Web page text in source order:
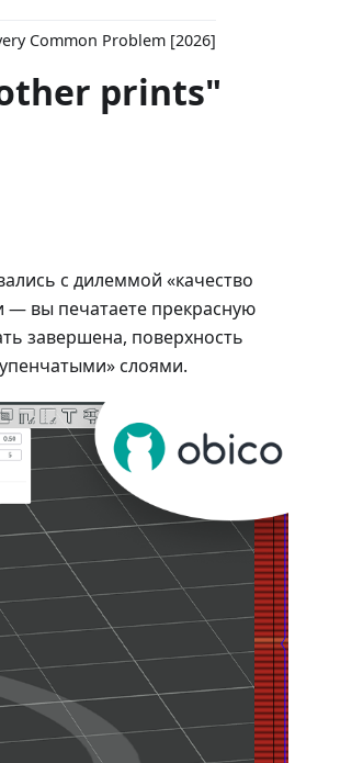
Common Problem [2026]
prints"
с дилеммой «качество
— вы печатаете прекрасную
завершена, поверхность
слоями.